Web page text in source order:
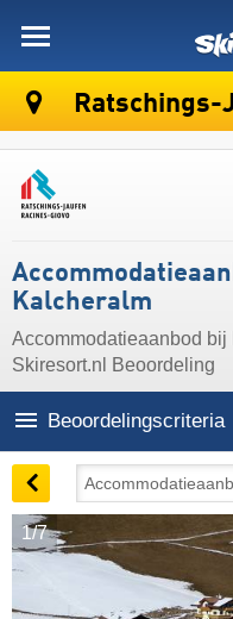
Kalcheralm
Accommodatieaanbod bij
Skiresort.nl Beoordeling
Beoordelingscriteria
1/7